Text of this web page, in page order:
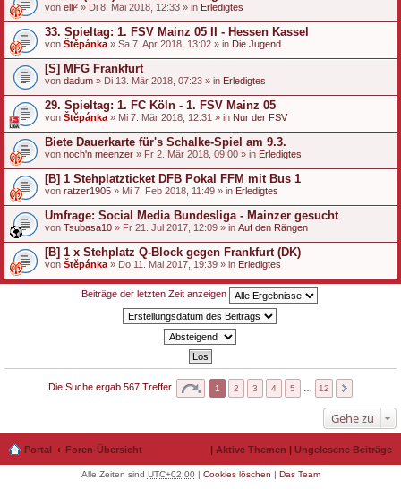
von elli² » Di 8. Mai 2018, 12:33 » in Erledigtes
33. Spieltag: 1. FSV Mainz 05 II - Hessen Kassel
von Štěpánka » Sa 7. Apr 2018, 13:02 » in Die Jugend
[S] MFG Frankfurt
von dadum » Di 13. Mär 2018, 07:23 » in Erledigtes
29. Spieltag: 1. FC Köln - 1. FSV Mainz 05
von Štěpánka » Mi 7. Mär 2018, 12:31 » in Nur der FSV
Biete Dauerkarte für's Schalke-Spiel am 9.3.
von noch'n meenzer » Fr 2. Mär 2018, 09:00 » in Erledigtes
[B] 1 Stehplatzticket DFB Pokal FFM mit Bus 1
von ratzer1905 » Mi 7. Feb 2018, 11:49 » in Erledigtes
Umfrage: Social Media Bundesliga - Mainzer gesucht
von Tsubasa10 » Fr 21. Jul 2017, 12:09 » in Auf den Rängen
[B] 1 x Stehplatz Q-Block gegen Frankfurt (DK)
von Štěpánka » Do 11. Mai 2017, 19:39 » in Erledigtes
Beiträge der letzten Zeit anzeigen
Die Suche ergab 567 Treffer 1 2 3 4 5 12
Gehe zu
Portal Foren-Übersicht | Aktive Themen | Ungelesene Beiträge
Alle Zeiten sind UTC+02:00| Cookies löschen | Das Team